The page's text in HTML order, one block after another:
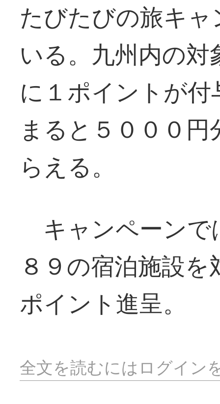
たびたびの旅キ
いる。九州内の
に１ポイントが
まると５０００
らえる。
キャンペーンで
８９の宿泊施設
ポイント進呈。
全文を読むにはログイン